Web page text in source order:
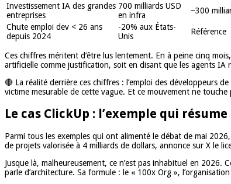
Investissement IA des grandes
entreprises
700 milliards USD
en infra
~300
Chute emploi dev < 26 ans
depuis 2024
-20% aux États-
Unis
Référence
Ces chiffres méritent d’être lus lentement. En à peine cinq
artificielle comme justification, soit en disant que les agents
🔴 La réalité derrière ces chiffres : l’emploi des développeurs
victime mesurable de cette vague. Et ce mouvement ne touche
Le cas ClickUp : l’exemple qui
Parmi tous les exemples qui ont alimenté le débat de mai
de projets valorisée à 4 milliards de dollars, annonce sur X le
Jusque là, malheureusement, ce n’est pas inhabituel en
parle d’architecture. Sa formule : le « 100x Org »,